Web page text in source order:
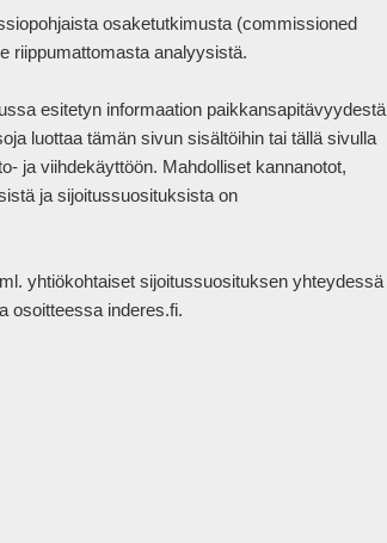
osaketutkimusta (commissioned
riippumattomasta analyysistä.
esitetyn informaation paikkansapitävyydestä
luottaa tämän sivun sisältöihin tai tällä sivulla
ja viihdekäyttöön. Mahdolliset kannanotot,
ja sijoitussuosituksista on
yhtiökohtaiset sijoitussuosituksen yhteydessä
osoitteessa inderes.fi.